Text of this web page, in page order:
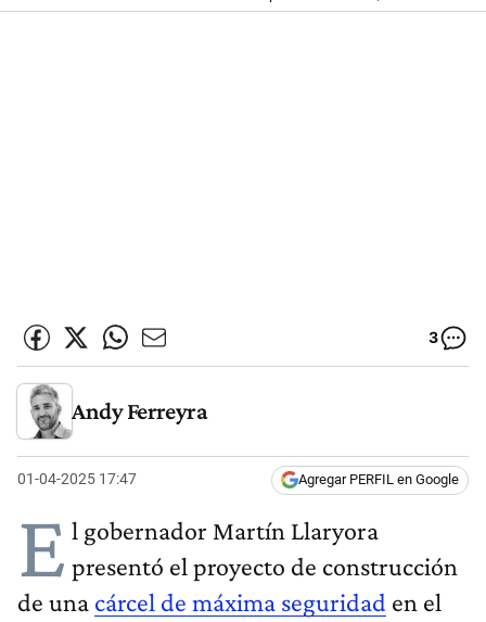
3
Andy Ferreyra
01-04-2025 17:47 Agregar PERFIL en Google
E l gobernador Martín Llaryora
presentó el proyecto de construcción
de una cárcel de máxima seguridad en el